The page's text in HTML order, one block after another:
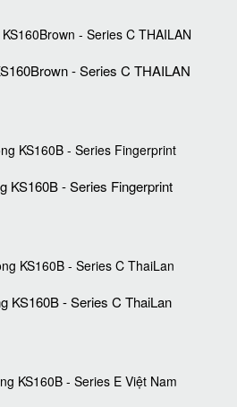
- Series C THAILAN
KS160B - Series Fingerprint
KS160B - Series C ThaiLan